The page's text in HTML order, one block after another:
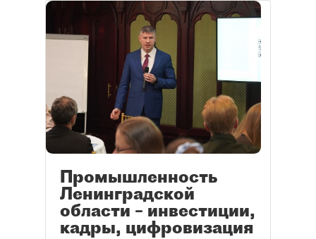
Промышленность
Ленинградской
области – инвестиции,
кадры, цифровизация